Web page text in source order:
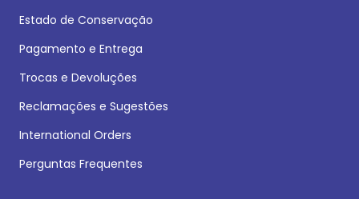
Estado de Conservação
Pagamento e Entrega
Trocas e Devoluções
Reclamações e Sugestões
International Orders
Perguntas Frequentes